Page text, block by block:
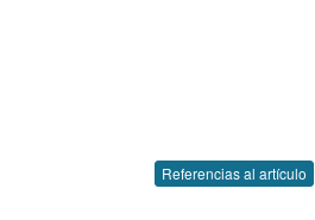
Referencias al artículo